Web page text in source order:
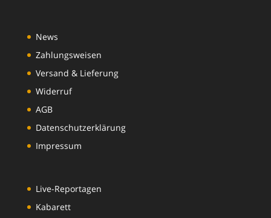
News
Zahlungsweisen
Versand & Lieferung
Widerruf
AGB
Datenschutzerklärung
Impressum
Live-Reportagen
Kabarett